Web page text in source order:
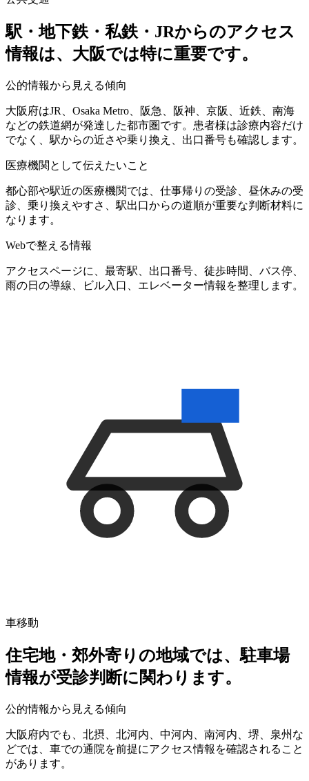
駅・地下鉄・私鉄・JRからのアクセス
情報は、大阪では特に重要です。
公的情報から見える傾向
大阪府はJR、Osaka Metro、阪急、阪神、京阪、近鉄、南海
などの鉄道網が発達した都市圏です。患者様は診療内容だけ
でなく、駅からの近さや乗り換え、出口番号も確認します。
医療機関として伝えたいこと
都心部や駅近の医療機関では、仕事帰りの受診、昼休みの受
診、乗り換えやすさ、駅出口からの道順が重要な判断材料に
なります。
Webで整える情報
アクセスページに、最寄駅、出口番号、徒歩時間、バス停、
雨の日の導線、ビル入口、エレベーター情報を整理します。
車移動
住宅地・郊外寄りの地域では、駐車場
情報が受診判断に関わります。
公的情報から見える傾向
大阪府内でも、北摂、北河内、中河内、南河内、堺、泉州な
どでは、車での通院を前提にアクセス情報を確認されること
があります。